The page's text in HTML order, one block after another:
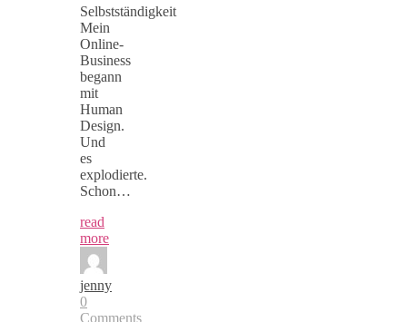
Selbstständigkeit
Mein
Online-
Business
begann
mit
Human
Design.
Und
es
explodierte.
Schon…
read
more
jenny
0
Comments